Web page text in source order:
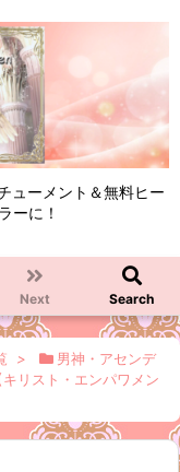
ューメント＆無料ヒー
ーに！
Next Search
>
男神・アセンデ
キリスト・エンパワメン